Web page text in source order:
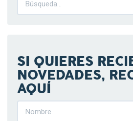
SI QUIERES
NOVEDADES,
AQUÍ